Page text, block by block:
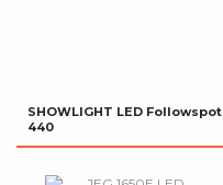
SHOWLIGHT LED Followspot
440